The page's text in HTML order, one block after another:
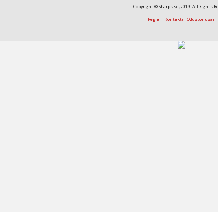
Copyright © Sharps.se, 2019. All Rights
Regler Kontakta Oddsbonusar